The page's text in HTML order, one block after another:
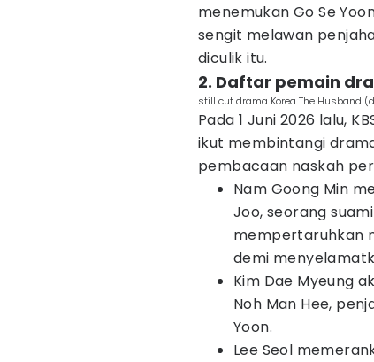
menemukan Go Se
sengit melawan
diculik itu.
2. Daftar pemain
still cut drama Korea The Husband
Pada 1 Juni 2026 lalu,
ikut membintangi
pembacaan naskah
Nam Goong Min
Joo, seorang
mempertaruhkan
demi
Kim Dae Myeung
Noh Man Hee,
Yoon.
Lee Seol